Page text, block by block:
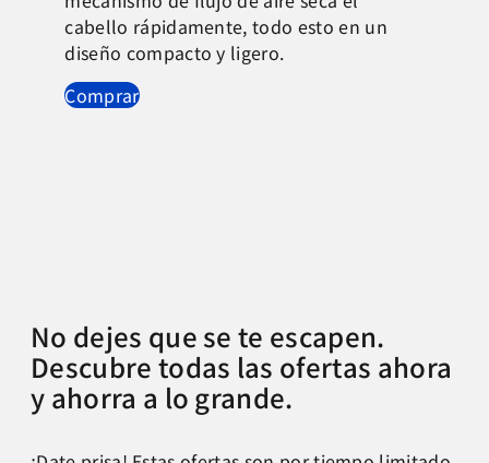
cabello rápidamente, todo esto en un
diseño compacto y ligero.
Comprar
No dejes que se te escapen.
Descubre todas las ofertas ahora
y ahorra a lo grande.